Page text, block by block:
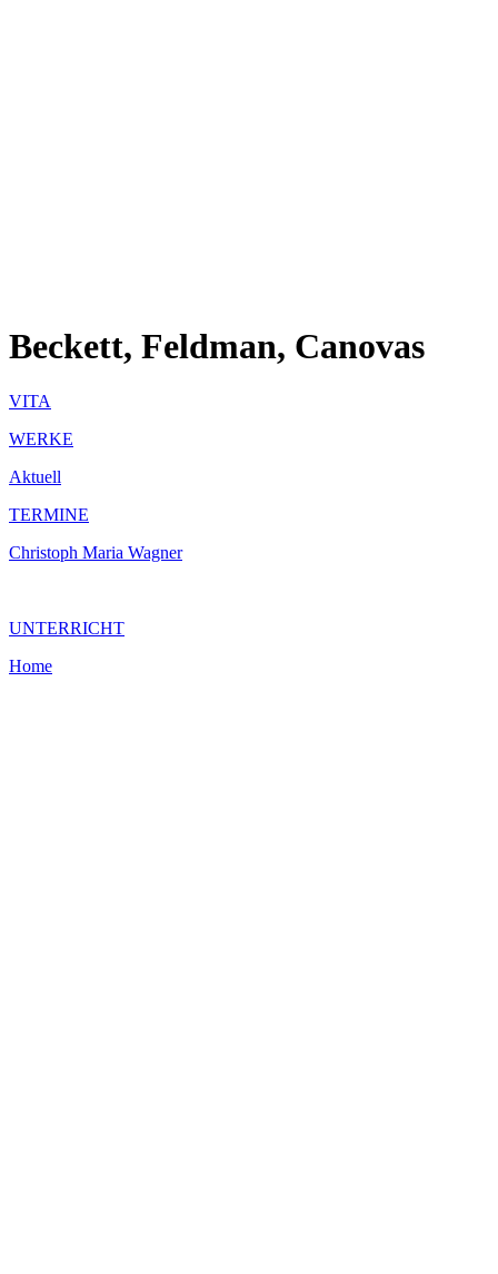
Beckett, Feldman, Canovas
VITA
WERKE
Aktuell
TERMINE
Christoph Maria Wagner
UNTERRICHT
Home